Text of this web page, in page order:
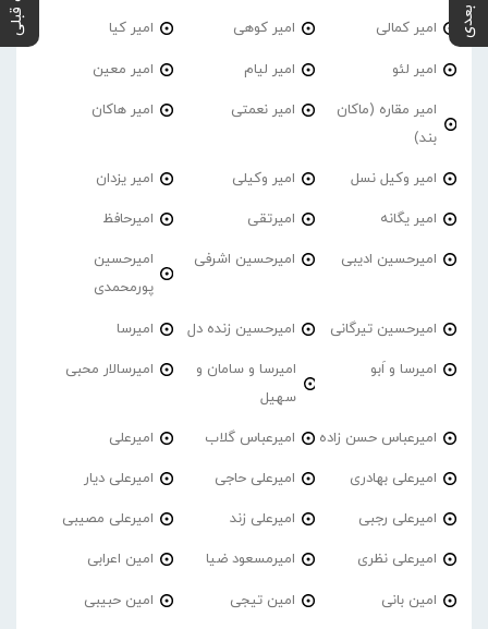
امیر کمالی امیر کوهی امیر کیا
امیر لئو امیر لیام امیر معین
امیر مقاره (ماکان
بند)
امیر نعمتی امیر هاکان
امیر وکیل نسل امیر وکیلی امیر یزدان
امیر یگانه امیرتقی امیرحافظ
امیرحسین ادیبی امیرحسین اشرفی
امیرحسین
پورمحمدی
امیرحسین تیرگانی امیرحسین زنده دل امیرسا
امیرسا و اَبو
امیرسا و سامان و
سهیل
امیرسالار محبی
امیرعباس حسن زاده امیرعباس گلاب امیرعلی
امیرعلی بهادری امیرعلی حاجی امیرعلی دیار
امیرعلی رجبی امیرعلی زند امیرعلی مصیبی
امیرعلی نظری امیرمسعود ضیا امین اعرابی
امین بانی امین تیجی امین حبیبی